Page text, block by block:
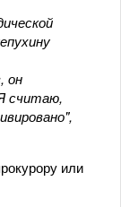
он
считаю,
или